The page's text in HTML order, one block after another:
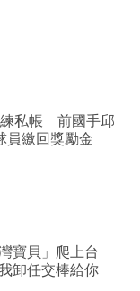
私帳 前國手邱
員繳回獎勵金
寶貝」爬上台
卸任交棒給你